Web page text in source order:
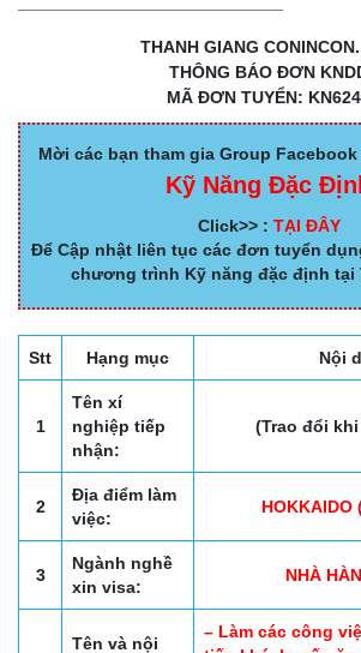
THANH GIANG
THÔNG BÁO ĐƠN
MÃ ĐƠN TUYỂN:
Mời các bạn tham gia Group Facebook
Kỹ Năng Đặc
Click>> : TẠI ĐÂY
Để Cập nhật liên tục các đơn tuyển
chương trình Kỹ năng đặc định tại
Stt Hạng mục Nội
1
Tên xí
nghiệp tiếp
nhận:
(Trao đổi
2
Địa điểm làm
việc:
HOKKAIDO
3
Ngành nghề
xin visa:
NHÀ
Tên và nội
– Làm các công